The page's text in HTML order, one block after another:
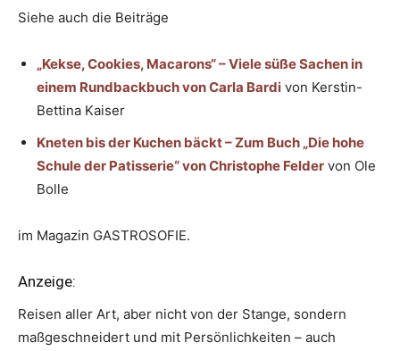
Siehe auch die Beiträge
„Kekse, Cookies, Macarons“ – Viele süße Sachen in
einem Rundbackbuch von Carla Bardi von Kerstin-
Bettina Kaiser
Kneten bis der Kuchen bäckt – Zum Buch „Die hohe
Schule der Patisserie“ von Christophe Felder von Ole
Bolle
im Magazin GASTROSOFIE.
Anzeige:
Reisen aller Art, aber nicht von der Stange, sondern
maßgeschneidert und mit Persönlichkeiten – auch